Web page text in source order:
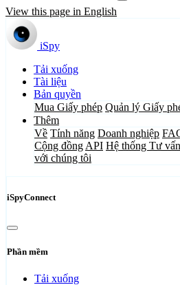
View this page in English
iSpy
Tải xuống
Tài liệu
Bản quyền
Mua Giấy phép Quản lý Giấy
Thêm
Về Tính năng Doanh nghiệp
Cộng đồng API Hệ thống Tư vấn
với chúng tôi
iSpyConnect
Phần mềm
Tải xuống